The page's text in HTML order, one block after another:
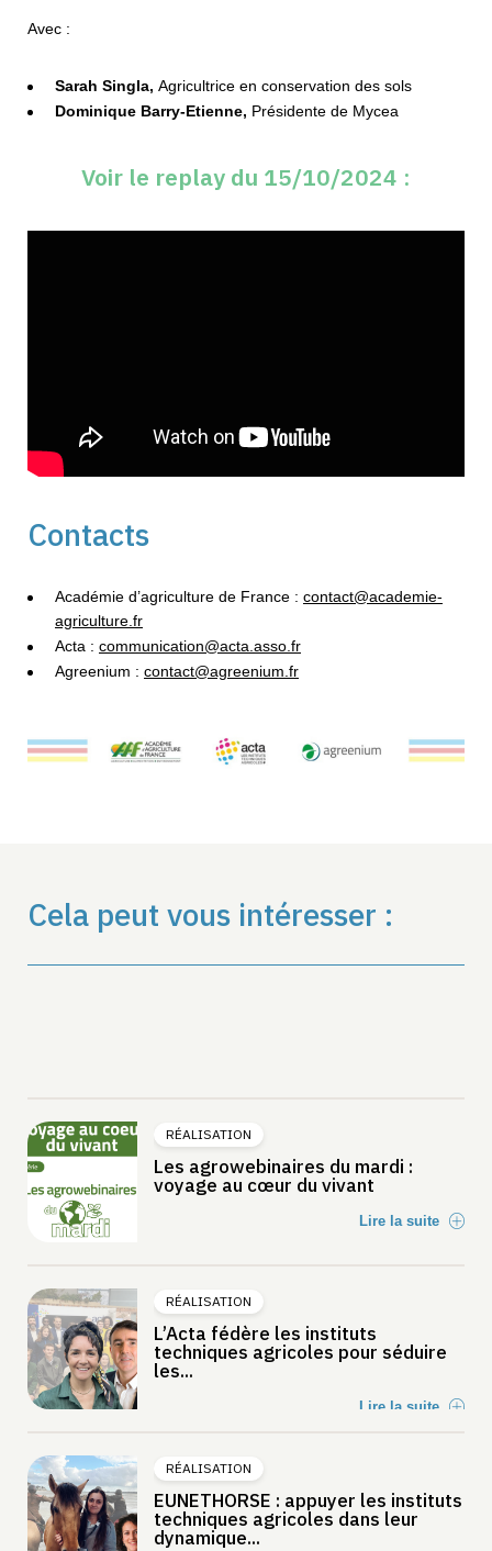
Avec :
Sarah Singla, Agricultrice en conservation des sols
Dominique Barry-Etienne, Présidente de Mycea
Voir le replay du 15/10/2024 :
Contacts
Académie d’agriculture de France : contact@academie-
agriculture.fr
Acta : communication@acta.asso.fr
Agreenium : contact@agreenium.fr
Cela peut vous intéresser :
RÉALISATION
Les agrowebinaires du mardi :
voyage au cœur du vivant
Lire la suite
RÉALISATION
L’Acta fédère les instituts
techniques agricoles pour séduire
les...
Lire la suite
RÉALISATION
EUNETHORSE : appuyer les instituts
techniques agricoles dans leur
dynamique...